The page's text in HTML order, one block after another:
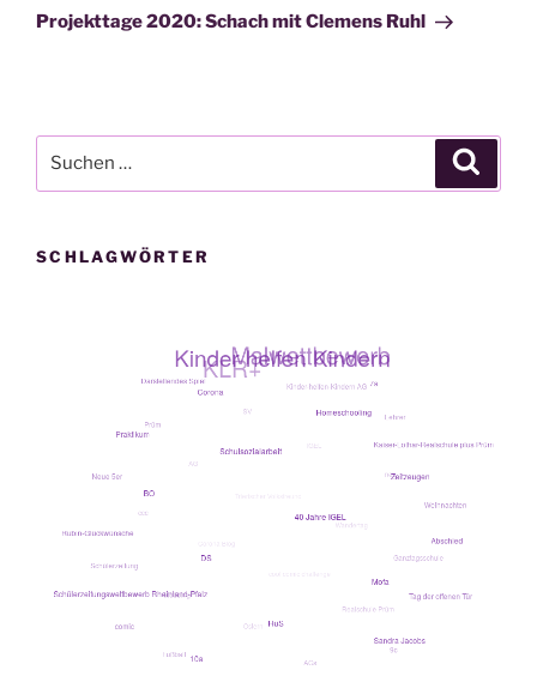
Beitrag
Projekttage 2020: Schach mit Clemens Ruhl
nach:
SCHLAGWÖRTER